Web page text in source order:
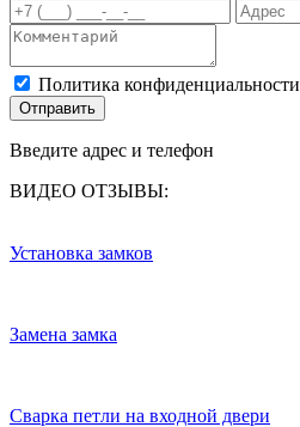
Политика конфиденциальности
Отправить
Введите адрес и телефон
ВИДЕО ОТЗЫВЫ:
Установка замков
Замена замка
Сварка петли на входной двери